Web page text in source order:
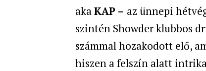
akaKAP – az ünnepi
szintén Showder klubbos
számmal hozakodott elő,
hiszen a felszín alatt